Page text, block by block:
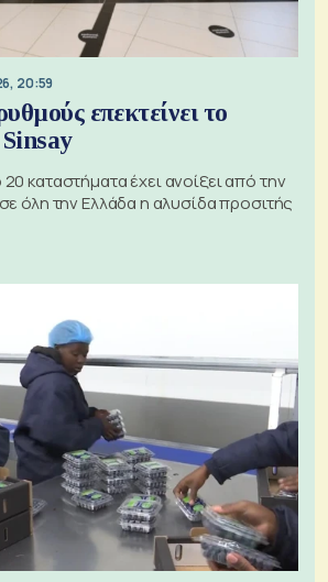
20:59
επεκτείνει το
Sinsay
καταστήματα έχει ανοίξει από την
όλη την Ελλάδα η αλυσίδα προσιτής